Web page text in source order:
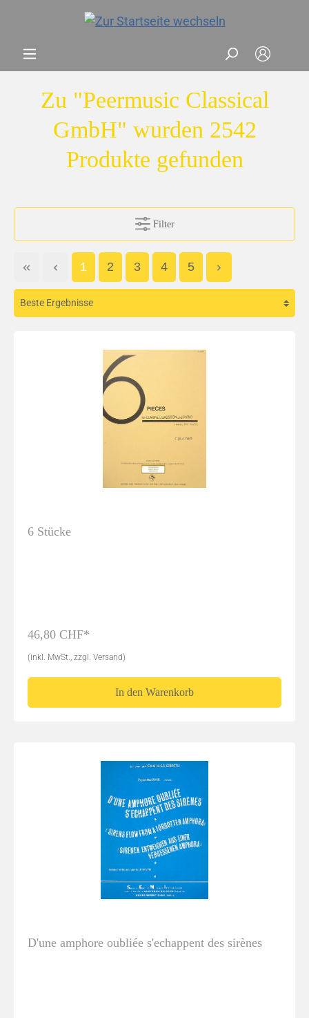
Zu "Peermusic Classical
GmbH" wurden 2542
Produkte gefunden
Filter
1 2 3 4 5
6 Stücke
46,80 CHF*
(inkl. MwSt., zzgl. Versand)
In den Warenkorb
D'une amphore oubliée s'echappent des sirènes